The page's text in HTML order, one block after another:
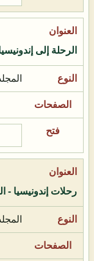
الرحلة إلى إندونيسيا -
رحلات إندونيسيا - الجزء